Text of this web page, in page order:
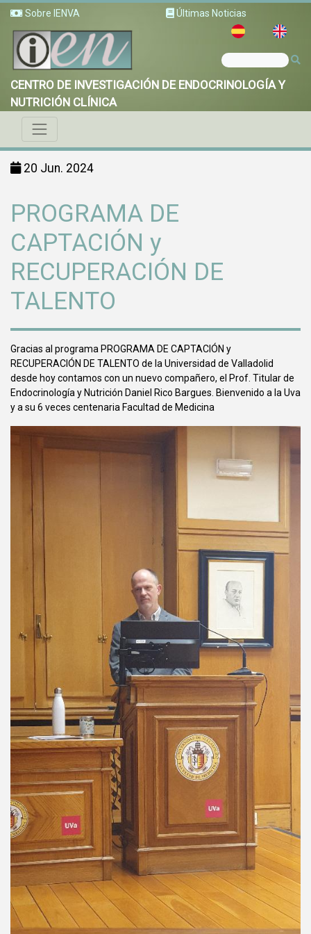
Sobre IENVA Últimas Noticias
CENTRO DE INVESTIGACIÓN DE ENDOCRINOLOGÍA Y
NUTRICIÓN CLÍNICA
20 Jun. 2024
PROGRAMA DE
CAPTACIÓN y
RECUPERACIÓN DE
TALENTO
Gracias al programa PROGRAMA DE CAPTACIÓN y
RECUPERACIÓN DE TALENTO de la Universidad de Valladolid
desde hoy contamos con un nuevo compañero, el Prof. Titular de
Endocrinología y Nutrición Daniel Rico Bargues. Bienvenido a la Uva
y a su 6 veces centenaria Facultad de Medicina